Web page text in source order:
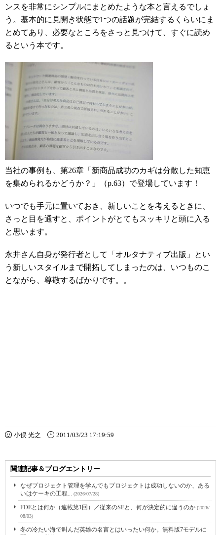
ンスを非常にシンプルにまとめたような本と言えるでしょ
う。基本的に見開き状態で1つの話題が完結するくらいにま
とめてあり、必要なところをさっと見つけて、すぐに読め
るという本です。
当社の事例も、第26章「新商品成功のカギは分散した知恵
を集められるかどうか？」（p.63）で登場しています！
いつでも手元に置いておき、新しいことを考えるときに、
さっと目を通すと、ポイントがとてもスッキリと頭に入る
と思います。
永井さん自身が発行者として「オルタナティブ出版」とい
う新しいスタイルまで開拓してしまったのは、いつものこ
とながら、尊敬するばかりです。。
小俣 光之 2011/03/23 17:19:59
関連記事＆ブログエントリー
なぜプロジェクト管理を学んでもプロジェクトは成功しないのか、ある
いはケーキの工程... (2026/07/28)
FDEとは何か（連載第1回）／従来のSEと、何が決定的に違うのか (2026/
08/03)
冬の冷たい海で叫んだ英雄の名言とはいったい何か。無料版7モデルに